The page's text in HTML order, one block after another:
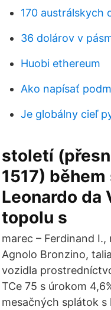
170 austrálskych
36 dolárov v
Huobi ethereum
Ako napísať
Je globálny cieľ
století
1517)
Leonardo da
topolu s
marec – Ferdinand
Agnolo Bronzino,
vozidla
TCe 75 s úrokom
mesačných splátok